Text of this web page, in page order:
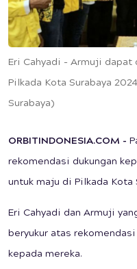
Eri Cahyadi - Armuji dapat
Pilkada Kota Surabaya
Surabaya)
ORBITINDONESIA.COM -
rekomendasi dukungan
untuk maju di Pilkada Kota
Eri Cahyadi dan Armuji
beryukur atas
kepada mereka.